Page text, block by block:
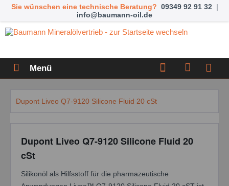
Sie wünschen eine technische Beratung? 09349 92 91 32 |
info@baumann-oil.de
Menü
Dupont Liveo Q7-9120 Silicone Fluid 20 cSt
Dupont Liveo Q7-9120 Silicone Fluid 20
cSt
Silikonöl als Hilfsstoff für die pharmazeutische